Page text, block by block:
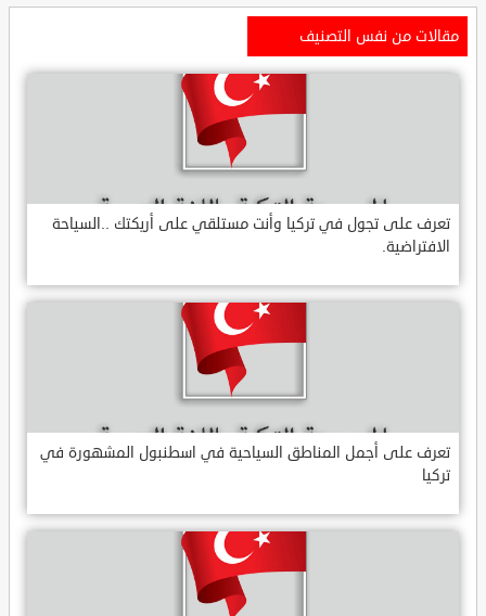
مقالات من نفس التصنيف
تعرف على تجول في تركيا وأنت مستلقي على أريكتك ..السياحة
الافتراضية.
تعرف على أجمل المناطق السياحية في اسطنبول المشهورة في
تركيا